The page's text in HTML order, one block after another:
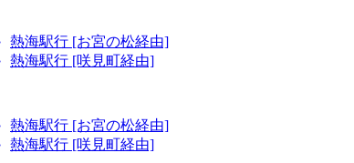
熱海駅行 [お宮の松経由]
熱海駅行 [咲見町経由]
熱海駅行 [お宮の松経由]
熱海駅行 [咲見町経由]